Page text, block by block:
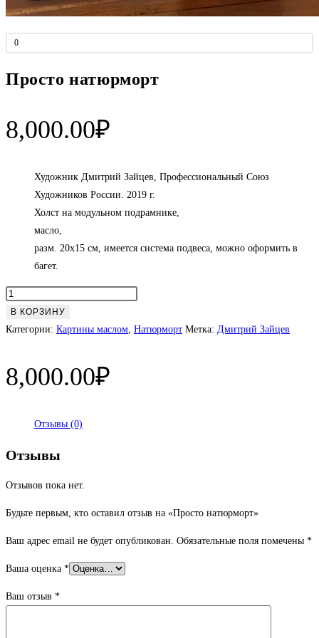
0
Просто натюрморт
8,000.00₽
Художник Дмитрий Зайцев, Профессиональный Союз
Художников России. 2019 г.
Холст на модульном подрамнике,
масло,
разм. 20х15 см, имеется система подвеса, можно оформить в
багет.
Количество
товара
Просто
В КОРЗИНУ
Категории: Картины маслом Натюрморт Метка: Дмитрий Зайцев
8,000.00₽
Отзывы (0)
Отзывы
Отзывов пока нет.
Будьте первым, кто оставил отзыв на «Просто натюрморт»
Ваш адрес email не будет опубликован. Обязательные поля помечены *
Ваша оценка *
Ваш отзыв *